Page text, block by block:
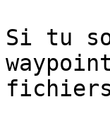
Si tu
fichiers